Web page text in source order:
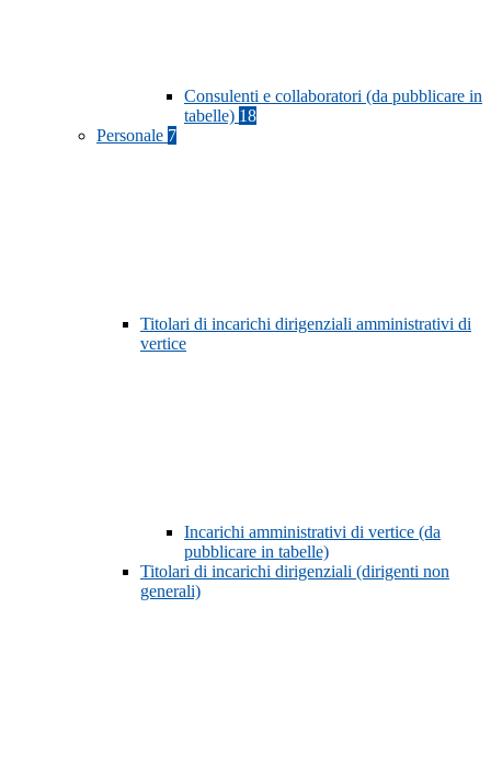
Consulenti e collaboratori (da pubblicare in
tabelle) 18
Personale 7
Titolari di incarichi dirigenziali amministrativi di
vertice
Incarichi amministrativi di vertice (da
pubblicare in tabelle)
Titolari di incarichi dirigenziali (dirigenti non
generali)